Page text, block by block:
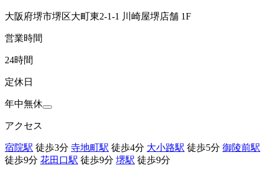
大阪府堺市堺区大町東2-1-1 川崎屋堺店舗 1F
営業時間
24時間
定休日
年中無休
アクセス
宿院駅 徒歩3分 寺地町駅 徒歩4分 大小路駅 徒歩5分 御陵前駅
徒歩9分 花田口駅 徒歩9分 堺駅 徒歩9分